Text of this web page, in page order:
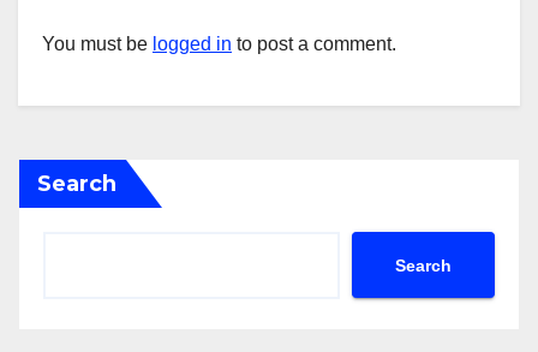
You must be logged in to post a comment.
Search
Search